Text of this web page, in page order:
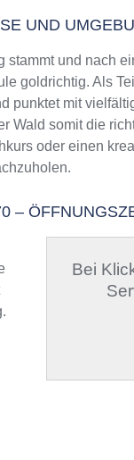
UND
und nach
goldrichtig. Als
punktet mit
Wald somit die
oder einen
–
Bei